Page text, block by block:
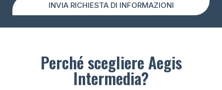
INVIA RICHIESTA DI INFORMAZIONI
Perché scegliere Aegis
Intermedia?